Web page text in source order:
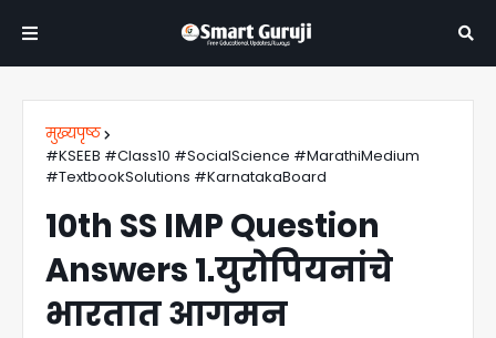
मुख्यपृष्ठ
#KSEEB #Class10 #SocialScience #MarathiMedium
#TextbookSolutions #KarnatakaBoard
10th SS IMP Question
Answers 1.युरोपियनांचे
भारतात आगमन